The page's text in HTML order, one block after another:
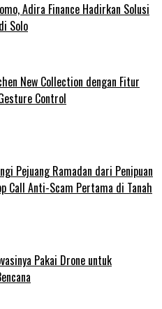
Adira Finance Hadirkan Solusi
Solo
New Collection dengan Fitur
Control
Pejuang Ramadan dari Penipuan
Call Anti-Scam Pertama di Tanah
Pakai Drone untuk